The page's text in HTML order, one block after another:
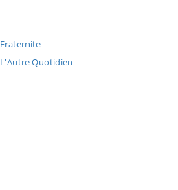
Fraternite
L'Autre Quotidien